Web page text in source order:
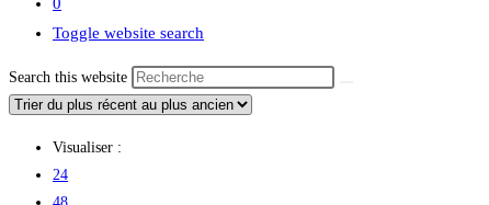
Toggle website search
Search this website
Visualiser :
24